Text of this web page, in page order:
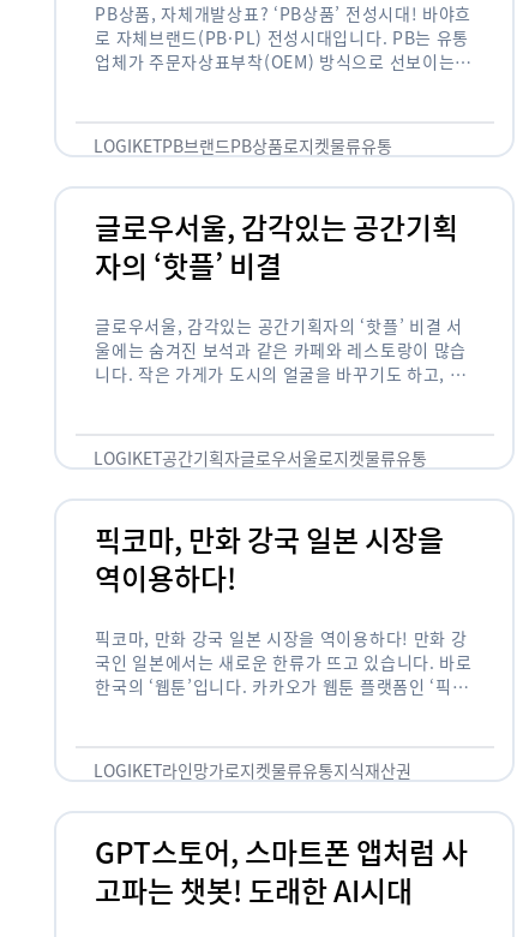
PB상품, 자체개발상표? ‘PB상품’ 전성시대! 바야흐
로 자체브랜드(PB·PL) 전성시대입니다. PB는 유통
업체가 주문자상표부착(OEM) 방식으로 선보이는
물가 시대와 맞물려 …
LOGIKETPB브랜드PB상품로지켓물류유통
글로우서울, 감각있는 공간기획
자의 ‘핫플’ 비결
글로우서울, 감각있는 공간기획자의 ‘핫플’ 비결 서
울에는 숨겨진 보석과 같은 카페와 레스토랑이 많습
니다. 작은 가게가 도시의 얼굴을 바꾸기도 하고, 쇠
LOGIKET공간기획자글로우서울로지켓물류유통
픽코마, 만화 강국 일본 시장을
역이용하다!
픽코마, 만화 강국 일본 시장을 역이용하다! 만화 강
국인 일본에서는 새로운 한류가 뜨고 있습니다. 바로
한국의 ‘웹툰’입니다. 카카오가 웹툰 플랫폼인 ‘픽코
LOGIKET라인망가로지켓물류유통지식재산권
GPT스토어, 스마트폰 앱처럼 사
고파는 챗봇! 도래한 AI시대